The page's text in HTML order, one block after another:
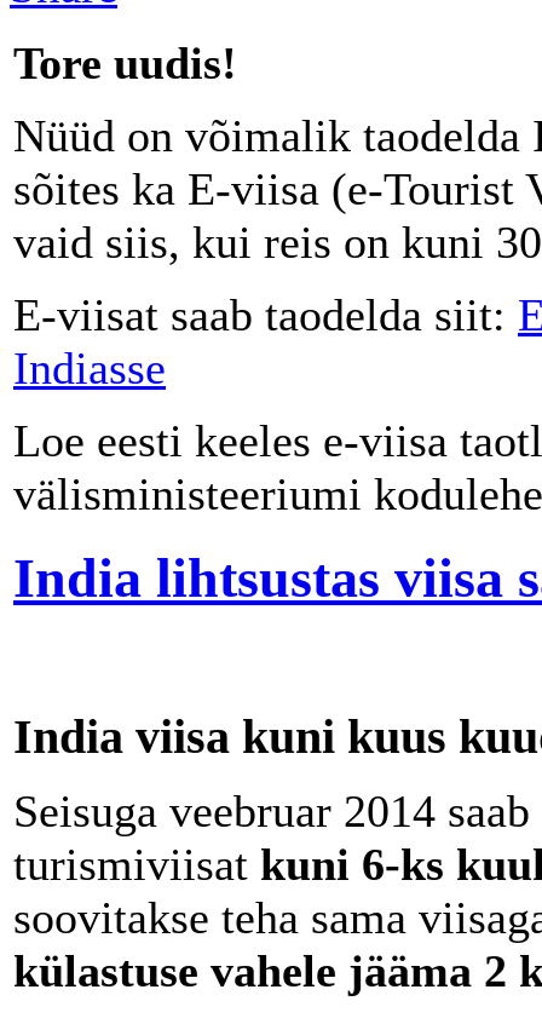
Tore uudis!
Nüüd on võimalik taodelda
sõites ka E-viisa (e-Tourist
vaid siis, kui reis on kuni
E-viisat saab taodelda siit:
Indiasse
Loe eesti keeles e-viisa
välisministeeriumi
India lihtsustas viisa
India viisa kuni kuus
Seisuga veebruar 2014
turismiviisat kuni 6-ks
soovitakse teha sama
külastuse vahele jääma 2